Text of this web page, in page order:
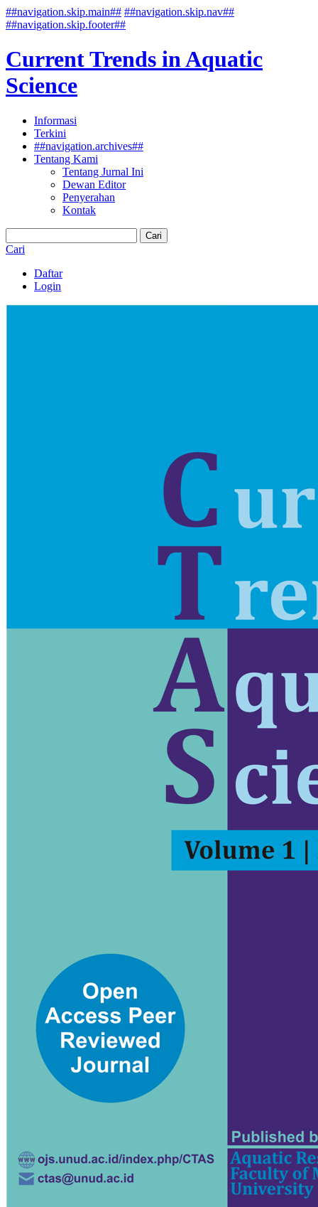
##navigation.skip.main## ##navigation.skip.nav##
##navigation.skip.footer##
Current Trends in Aquatic
Science
Informasi
Terkini
##navigation.archives##
Tentang Kami
Tentang Jurnal Ini
Dewan Editor
Penyerahan
Kontak
Cari
Cari
Daftar
Login